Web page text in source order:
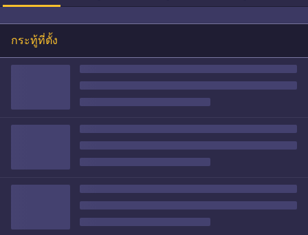
กระทู้ที่ตั้ง